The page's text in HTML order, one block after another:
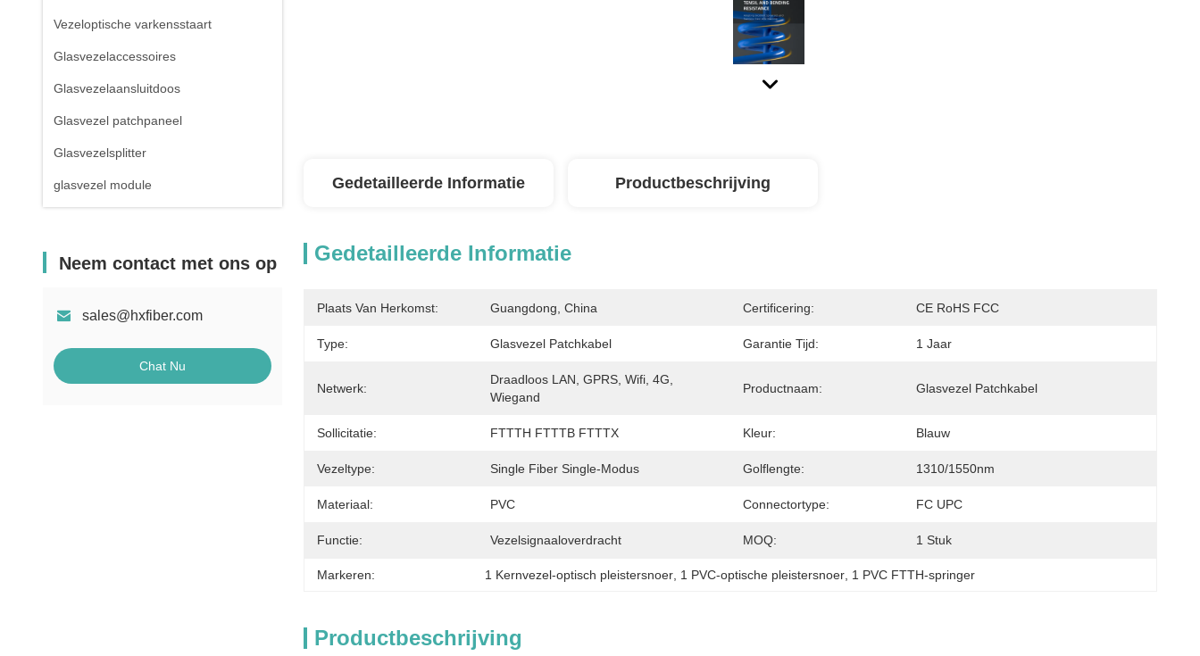
Vezeloptische varkensstaart
Glasvezelaccessoires
Glasvezelaansluitdoos
Glasvezel patchpaneel
Glasvezelsplitter
glasvezel module
Neem contact met ons op
sales@hxfiber.com
Chat Nu
Gedetailleerde Informatie Productbeschrijving
Gedetailleerde Informatie
Plaats Van Herkomst: Guangdong, China Certificering: CE RoHS FCC
Type: Glasvezel Patchkabel Garantie Tijd: 1 Jaar
Netwerk:
Draadloos LAN, GPRS, Wifi, 4G,
Wiegand
Productnaam: Glasvezel Patchkabel
Sollicitatie: FTTTH FTTTB FTTTX Kleur: Blauw
Vezeltype: Single Fiber Single-Modus Golflengte: 1310/1550nm
Materiaal: PVC Connectortype: FC UPC
Functie: Vezelsignaaloverdracht MOQ: 1 Stuk
Markeren: 1 Kernvezel-optisch pleistersnoer 1 PVC-optische pleistersnoer 1 PVC FTTH-springer
Productbeschrijving